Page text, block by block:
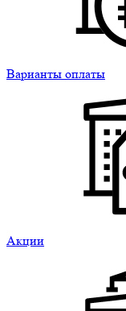
Варианты оплаты
Акции